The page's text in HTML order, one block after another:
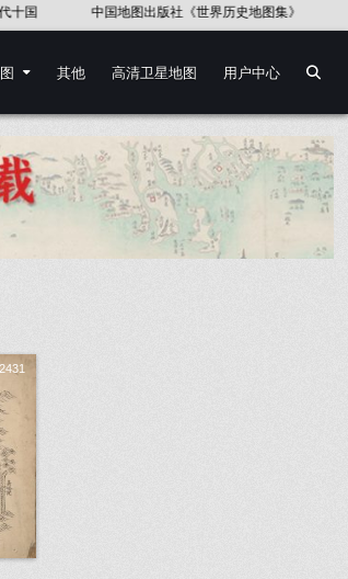
中国地图出版社《世界历史地图集》
其他 高清卫星地图 用户中心
2431